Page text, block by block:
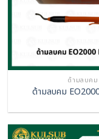
ด้ามลบคม
ด้ามลบคม